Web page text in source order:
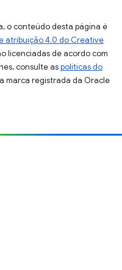
o conteúdo desta página é
atribuição 4.0 do Creative
licenciadas de acordo com
consulte aspolíticas do
marca registrada da Oracle